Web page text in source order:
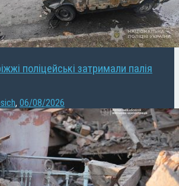
поліцейські затримали палія
, 06/08/2026